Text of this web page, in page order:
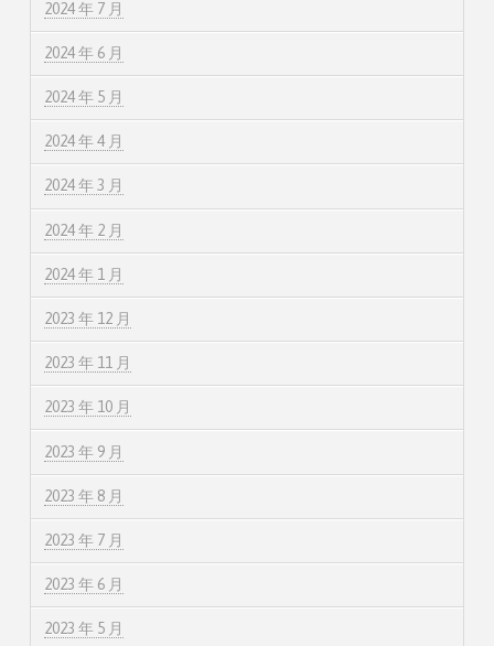
2024 年 7 月
2024 年 6 月
2024 年 5 月
2024 年 4 月
2024 年 3 月
2024 年 2 月
2024 年 1 月
2023 年 12 月
2023 年 11 月
2023 年 10 月
2023 年 9 月
2023 年 8 月
2023 年 7 月
2023 年 6 月
2023 年 5 月